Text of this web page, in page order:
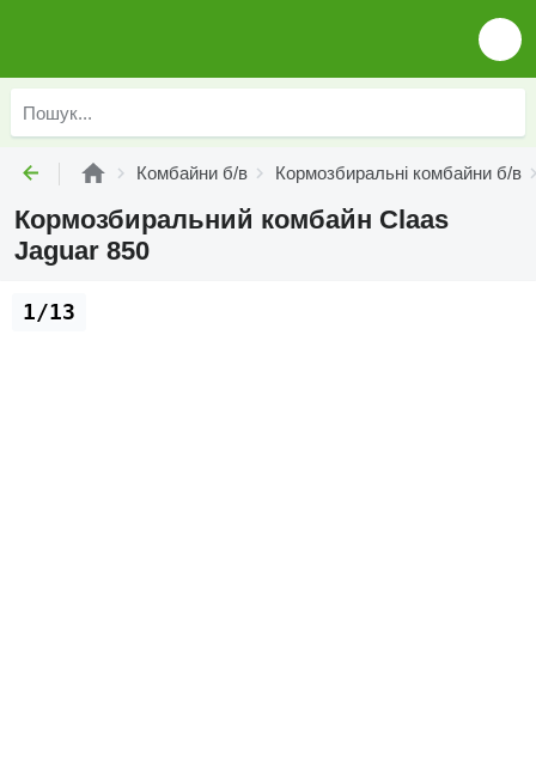
Комбайни б/в Кормозбиральні комбайни б/в
Кормозбиральний комбайн Claas
Jaguar 850
1/13